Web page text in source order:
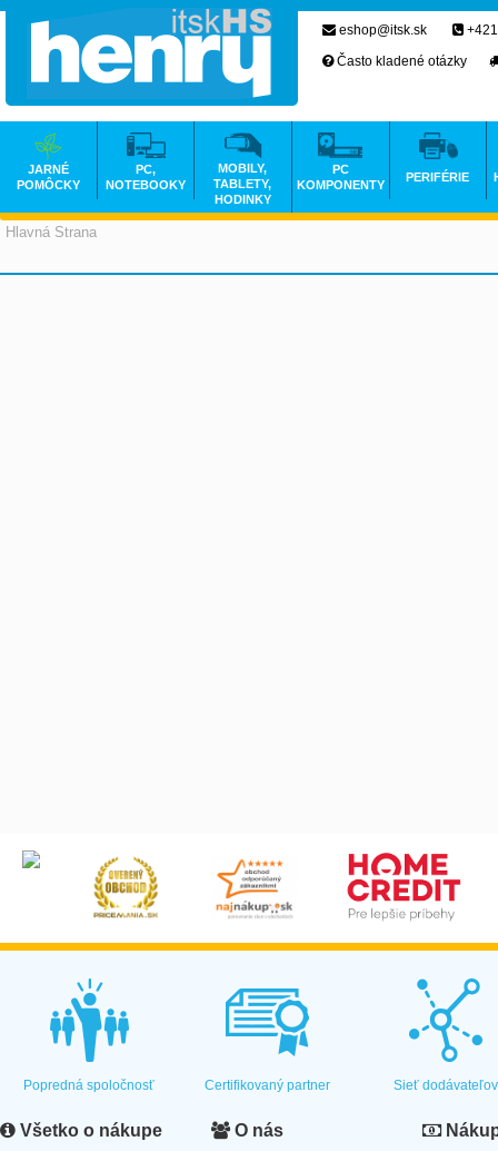
Hlavná Strana
eshop@itsk.sk
Často kladené otázky
JARNÉ
POMÔCKY
PC,
NOTEBOOKY
MOBILY,
TABLETY,
HODINKY
PC
KOMPONENTY
PERIFÉRIE
Popredná spoločnosť Certifikovaný partner Sieť dodávateľov
Všetko o nákupe O nás